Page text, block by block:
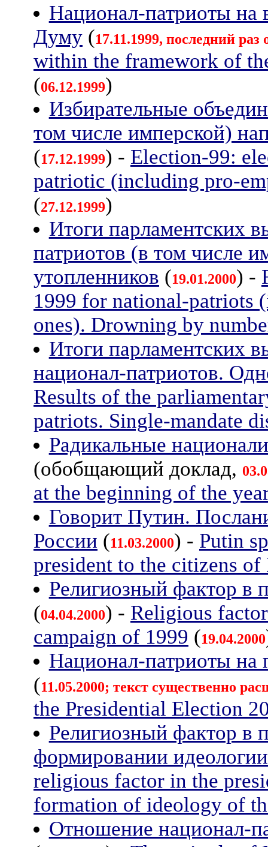
Национал-патриоты на
Думу (17.11.1999, последний раз
within the framework of
(06.12.1999)
Избирательные
том числе имперской)
(17.12.1999) - Election-99:
patriotic (including pro-
(27.12.1999)
Итоги парламентских
патриотов (в том числе
утопленников (19.01.2000) -
1999 for national-patriots
ones). Drowning by
Итоги парламентских
национал-патриотов.
Results of the
patriots. Single-mandate
Радикальные
(обобщающий доклад,
at the beginning of the
Говорит Путин.
России (11.03.2000) - Putin
president to the citizens of
Религиозный фактор в
(04.04.2000) - Religious
campaign of 1999 (19.04.2000
Национал-патриоты на
(11.05.2000; текст существенно
the Presidential Election
Религиозный фактор в
формировании
religious factor in the
formation of ideology of
Отношение национал-